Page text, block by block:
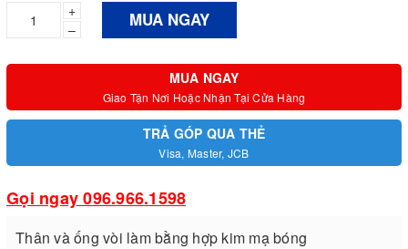
+
–
MUA NGAY
MUA NGAY
Giao Tận Nơi Hoặc Nhận Tại Cửa Hàng
TRẢ GÓP QUA THẺ
Visa, Master, JCB
Gọi ngay 096.966.1598
Thân và ống vòi làm bằng hợp kim mạ bóng